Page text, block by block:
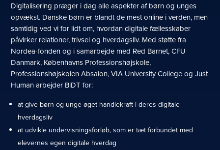
Digitalisering præger i dag alle aspekter af børn og unges
opvækst. Danske børn er blandt de mest online i verden, men
samtidig ved vi for lidt om, hvordan digitale fællesskaber
påvirker relationer, trivsel og hverdagsliv. Med støtte fra
Nordea-fonden og i samarbejde med Red Barnet, CFU
Danmark, Københavns Professionshøjskole,
Professionshøjskolen Absalon, VIA University College og Just
Human arbejder BiDT for:
at give børn og unge øget handlekraft i deres digitale
hverdagsliv
at udvikle undervisningsforløb, som er tæt forbundet med
elevernes egen digitale hverdag